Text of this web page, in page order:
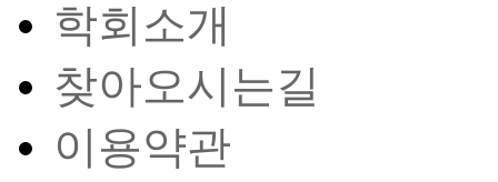
학회소개
찾아오시는길
이용약관